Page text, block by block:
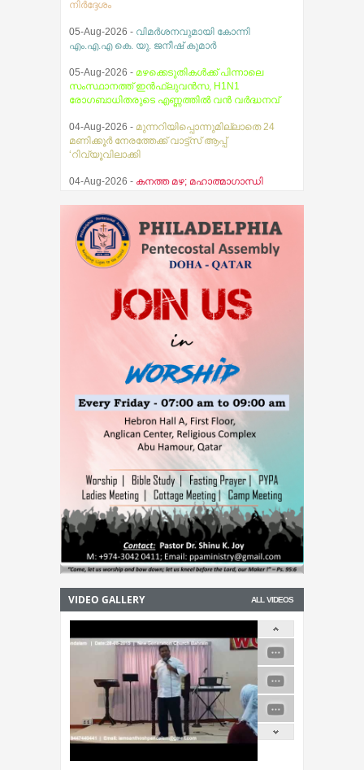
നിര്‍ദ്ദേശം
05-Aug-2026 - വിമർശനവുമായി കോന്നി
എം.എ.എ കെ. യു. ജനീഷ് കുമാർ
05-Aug-2026 - മഴക്കെടുതികൾക്ക് പിന്നാലെ
സംസ്ഥാനത്ത് ഇൻഫ്ലുവൻസ, H1N1
രോഗബാധിതരുടെ എണ്ണത്തിൽ വൻ വർദ്ധനവ്
04-Aug-2026 - മുന്നറിയിപ്പൊന്നുമില്ലാതെ 24
മണിക്കൂർ നേരത്തേക്ക് വാട്ട്സ് ആപ്പ്
‘റിവ്യൂവിലാക്കി
04-Aug-2026 - കനത്ത മഴ; മഹാത്മാഗാന്ധി
03-Aug-2026 -
സ്ഥിതിഗതികൾ
നിയന്ത്രണവിധേയം എന്ന് മുഖ്യമന്ത്രി വി.ഡി.
സതീശൻ
പ്രകാശനം ചെയ്തു
07-Aug-2026 -ആകാശത്ത് വെച്ച് വിമാനത്തിന്റെ
ALL VIDEOS
VIDEO GALLERY